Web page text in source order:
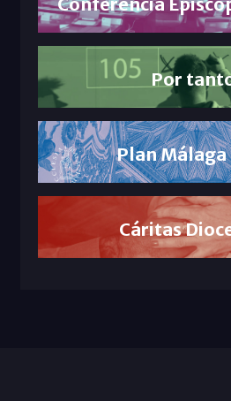
Por
Plan Málaga
Cáritas